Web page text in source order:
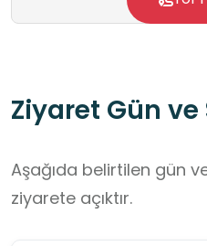
Ziyaret Gün
Aşağıda belirtilen gün
ziyarete açıktır.